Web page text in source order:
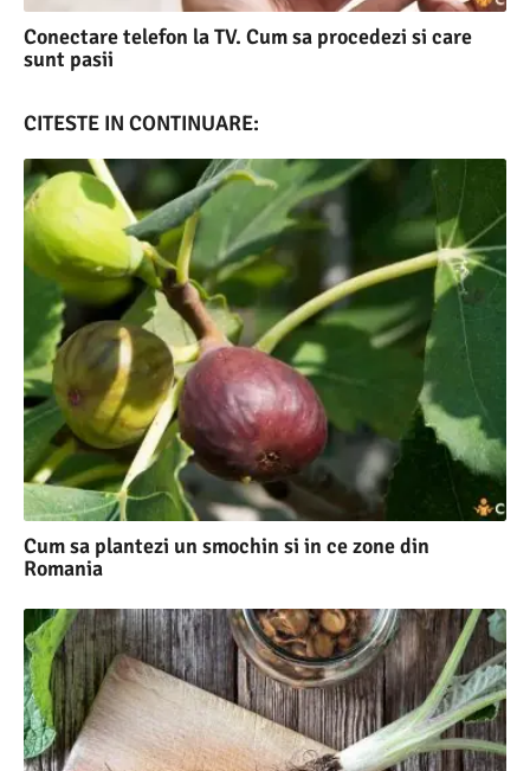
Conectare telefon la TV. Cum sa procedezi si care
sunt pasii
CITESTE IN CONTINUARE:
Cum sa plantezi un smochin si in ce zone din
Romania